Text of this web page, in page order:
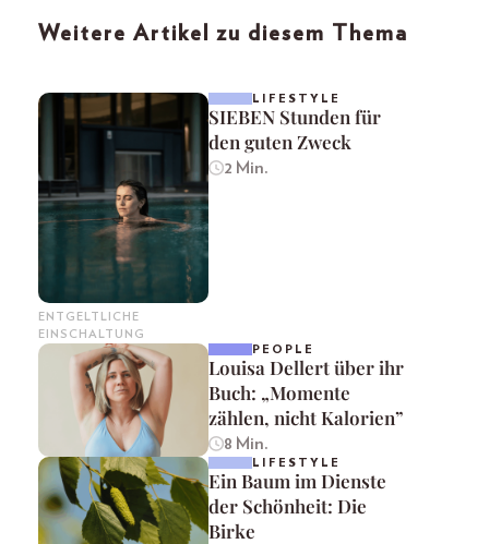
Weitere Artikel zu diesem Thema
ENTGELTLICHE
EINSCHALTUNG
LIFESTYLE
SIEBEN Stunden für
den guten Zweck
2 Min.
PEOPLE
Louisa Dellert über ihr
Buch: „Momente
zählen, nicht Kalorien”
8 Min.
LIFESTYLE
Ein Baum im Dienste
der Schönheit: Die
Birke